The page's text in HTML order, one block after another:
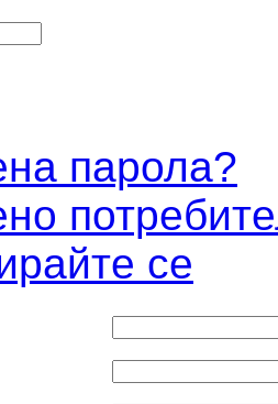
парола?
се